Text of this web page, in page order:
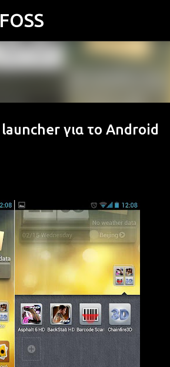
στο κύριο περιεχόμενο
για το Android